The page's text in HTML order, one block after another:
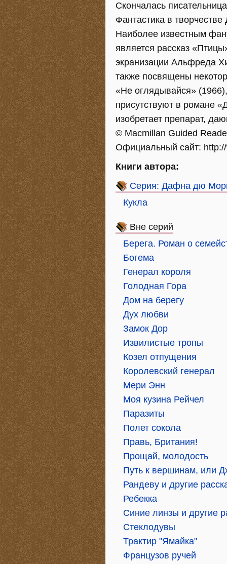
Скончалась
Фантастика в
Наиболее известным
является рассказ
экранизации Альфреда
также посвящены
«Не оглядывайся»
присутствуют в романе
изобретает препарат,
© Macmillan Guided
Официальный сайт:
Книги автора:
Серия: Дафна дю
Кукла
Вне серий
Берега. Роман о
Богема
Генерал короля
Голодная Гора
Дом на берегу
Дух любви
Замок Дор
Извилистые тропы
Козел отпущения
Королевский генерал
Мери Энн
Моя кузина Рейчел
Паразиты
Полет сокола
Правь, Британия!
Прощай, молодость
Путь к вершинам, или
Рандеву и другие
Ребекка
Синие линзы и другие
Стеклодувы
Трактир "Ямайка"
Французов ручей